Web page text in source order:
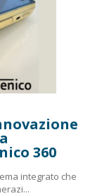
360
integrato che